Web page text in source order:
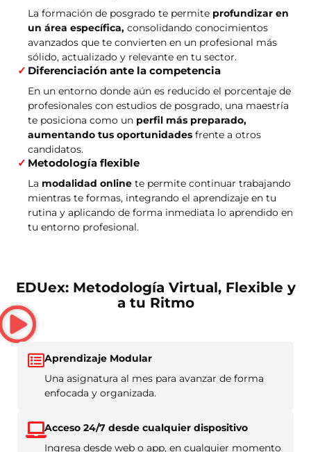
La formación de posgrado te permite profundizar en
un área específica, consolidando conocimientos
avanzados que te convierten en un profesional más
sólido, actualizado y relevante en tu sector.
Diferenciación ante la competencia
En un entorno donde aún es reducido el porcentaje de
profesionales con estudios de posgrado, una maestría
te posiciona como un perfil más preparado,
aumentando tus oportunidades frente a otros
candidatos.
Metodología flexible
La modalidad online te permite continuar trabajando
mientras te formas, integrando el aprendizaje en tu
rutina y aplicando de forma inmediata lo aprendido en
tu entorno profesional.
EDUex: Metodología Virtual, Flexible y
a tu Ritmo
Aprendizaje Modular
Una asignatura al mes para avanzar de forma
enfocada y organizada.
Acceso 24/7 desde cualquier dispositivo
Ingresa desde web o app, en cualquier momento